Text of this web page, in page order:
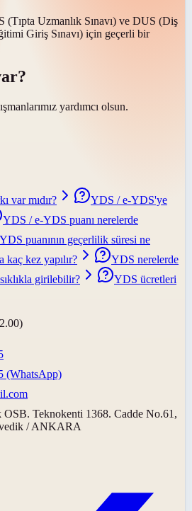
Uzmanlık Sınavı) ve DUS (Diş
Giriş Sınavı) için geçerli bir
yardımcı olsun.
var mıdır?
YDS / e-YDS'ye
YDS / e-YDS puanı nerelerde
puanının geçerlilik süresi ne
kaç kez yapılır?
YDS nerelerde
girilebilir?
YDS ücretleri
(WhatsApp)
OSB. Teknokenti 1368. Cadde No.61,
/ ANKARA